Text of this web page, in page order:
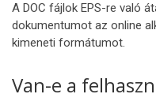
A DOC fájlok EPS-re való
dokumentumot az online
kimeneti formátumot.
Van-e a